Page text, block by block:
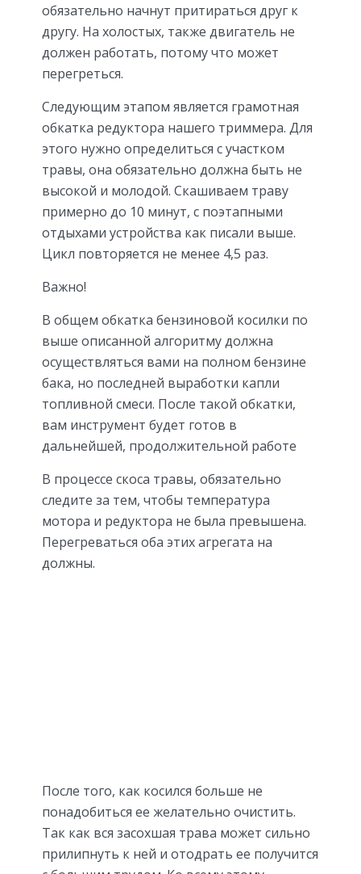
обязательно начнут притираться друг к
другу. На холостых, также двигатель не
должен работать, потому что может
перегреться.
Следующим этапом является грамотная
обкатка редуктора нашего триммера. Для
этого нужно определиться с участком
травы, она обязательно должна быть не
высокой и молодой. Скашиваем траву
примерно до 10 минут, с поэтапными
отдыхами устройства как писали выше.
Цикл повторяется не менее 4,5 раз.
Важно!
В общем обкатка бензиновой косилки по
выше описанной алгоритму должна
осуществляться вами на полном бензине
бака, но последней выработки капли
топливной смеси. После такой обкатки,
вам инструмент будет готов в
дальнейшей, продолжительной работе
В процессе скоса травы, обязательно
следите за тем, чтобы температура
мотора и редуктора не была превышена.
Перегреваться оба этих агрегата на
должны.
После того, как косился больше не
понадобиться ее желательно очистить.
Так как вся засохшая трава может сильно
прилипнуть к ней и отодрать ее получится